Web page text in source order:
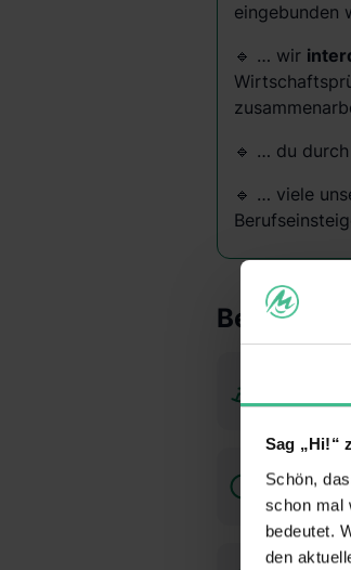
Sag „Hi!“
Schön,
schon mal
bedeutet.
den
eingebunden
🔹 … wir
🔹 … du
🔹 … viele
Benefits
Flexible